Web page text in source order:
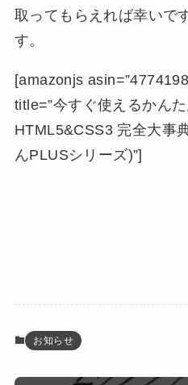
取ってもらえれば幸いで
す。
[amazonjs
title=”今すぐ使えるかん
HTML5&CSS3 完全大事
んPLUSシリーズ)”]
お知らせ